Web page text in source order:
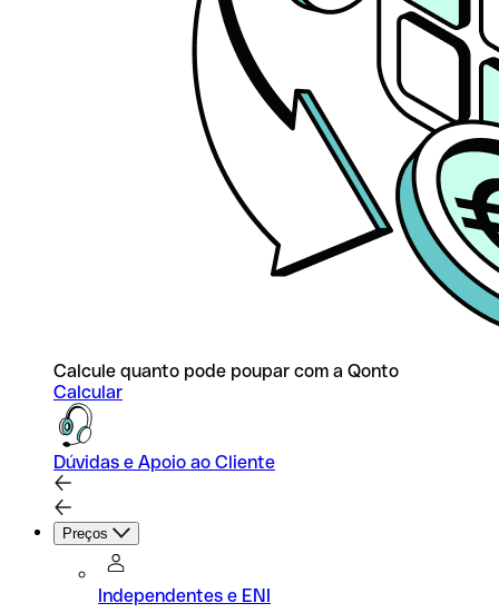
Calcule quanto pode poupar com a Qonto
Calcular
Dúvidas e Apoio ao Cliente
Preços
Independentes e ENI